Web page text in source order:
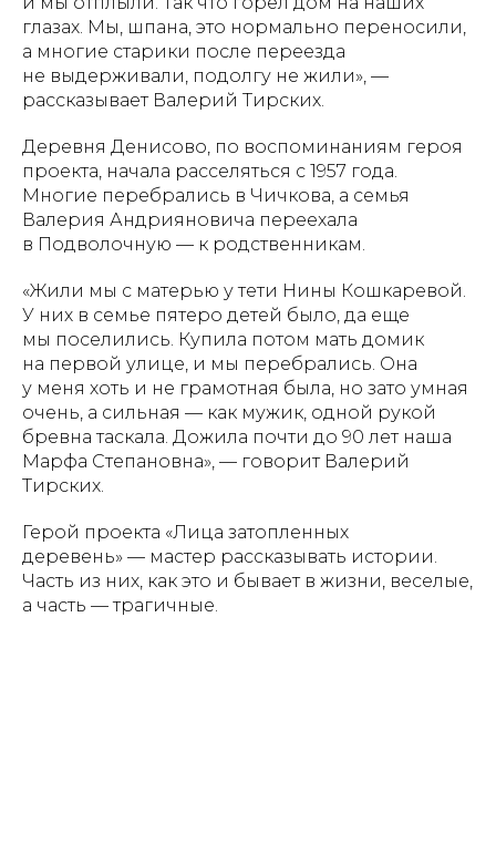
глазах. Мы, шпана, это нормально переносили,
а многие старики после переезда
не выдерживали, подолгу не жили», —
рассказывает Валерий Тирских.
Деревня Денисово, по воспоминаниям героя
проекта, начала расселяться с 1957 года.
Многие перебрались в Чичкова, а семья
Валерия Андрияновича переехала
в Подволочную — к родственникам.
«Жили мы с матерью у тети Нины Кошкаревой.
У них в семье пятеро детей было, да еще
мы поселились. Купила потом мать домик
на первой улице, и мы перебрались. Она
у меня хоть и не грамотная была, но зато умная
очень, а сильная — как мужик, одной рукой
бревна таскала. Дожила почти до 90 лет наша
Марфа Степановна», — говорит Валерий
Тирских.
Герой проекта «Лица затопленных
деревень» — мастер рассказывать истории.
Часть из них, как это и бывает в жизни, веселые,
а часть — трагичные.